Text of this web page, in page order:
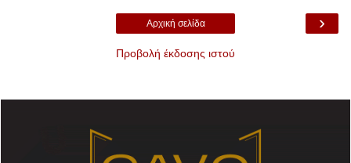
›
Αρχική σελίδα
Προβολή έκδοσης ιστού